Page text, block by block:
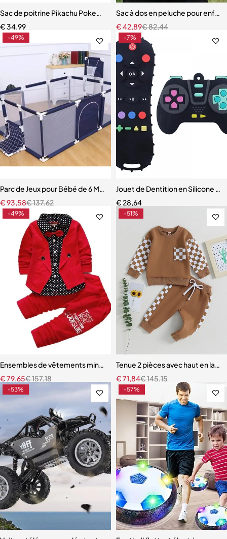
Sac de poitrine Pikachu Pokemon Go initié
€34,99
Sac à dos en peluche pour
€82,44
€42,89
-49%
Parc de Jeux pour Bébé de 6 Mois à 6 Ans
€137,62
€93,58
-7%
Jouet de Dentition en Silicone
€28,64
-49%
Ensembles de vêtements minces pour enfants, survêtement pour
€157,18
€79,65
-51%
Tenue 2 pièces avec haut en
€145,15
€71,84
-53% -57%